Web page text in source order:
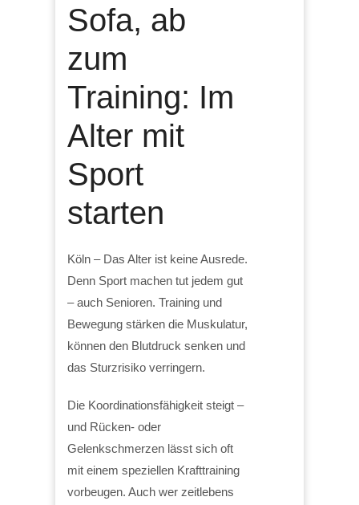
Sofa, ab
zum
Training: Im
Alter mit
Sport
starten
Köln – Das Alter ist keine Ausrede.
Denn Sport machen tut jedem gut
– auch Senioren. Training und
Bewegung stärken die Muskulatur,
können den Blutdruck senken und
das Sturzrisiko verringern.
Die Koordinationsfähigkeit steigt –
und Rücken- oder
Gelenkschmerzen lässt sich oft
mit einem speziellen Krafttraining
vorbeugen. Auch wer zeitlebens